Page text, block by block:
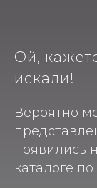
Ой,
искали!
Вероятно
появились
каталоге